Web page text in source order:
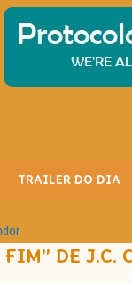
TRAILER DO DIA
DE J.C.